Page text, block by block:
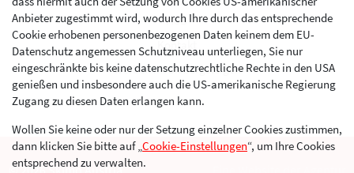
AGB
Kontakt
Werben im Skibergsteigen
© 2026 Skimo Austria
Anbieter zugestimmt wird, wodurch Ihre durch das entsprechende
Cookie erhobenen personenbezogenen Daten keinem dem EU-
Datenschutz angemessen Schutzniveau unterliegen, Sie nur
eingeschränkte bis keine datenschutzrechtliche Rechte in den USA
genießen und insbesondere auch die US-amerikanische Regierung
Zugang zu diesen Daten erlangen kann.
Wollen Sie keine oder nur der Setzung einzelner Cookies zustimmen,
dann klicken Sie bitte auf „Cookie-Einstellungen“, um Ihre Cookies
entsprechend zu verwalten.